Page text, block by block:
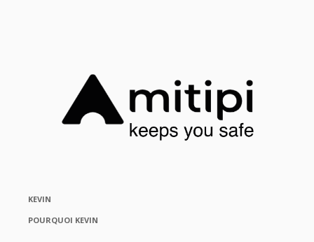
KEVIN
POURQUOI KEVIN